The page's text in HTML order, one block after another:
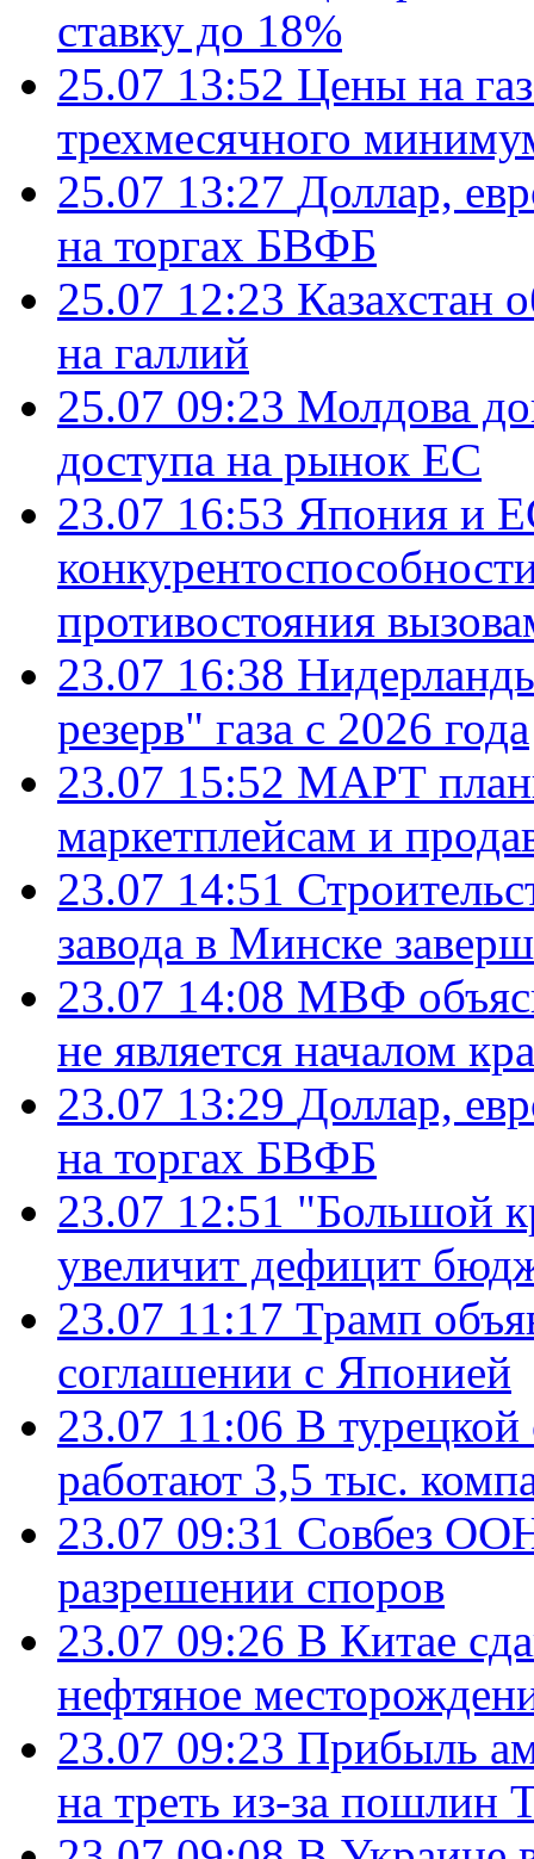
ставку до 18%
25.07 13:52 Цены на
трехмесячного
25.07 13:27 Доллар,
на торгах БВФБ
25.07 12:23 Казахстан
на галлий
25.07 09:23 Молдова
доступа на рынок ЕС
23.07 16:53 Япония и
противостояния
23.07 16:38
резерв" газа с 2026 года
23.07 15:52 МАРТ
маркетплейсам и
23.07 14:51
завода в Минске
23.07 14:08 МВФ
не является началом
23.07 13:29 Доллар,
на торгах БВФБ
23.07 12:51 "Большой
увеличит дефицит
23.07 11:17 Трамп
соглашении с Японией
23.07 11:06 В
работают 3,5 тыс.
23.07 09:31 Совбез
разрешении споров
23.07 09:26 В Китае
нефтяное
23.07 09:23 Прибыль
на треть из-за пошлин